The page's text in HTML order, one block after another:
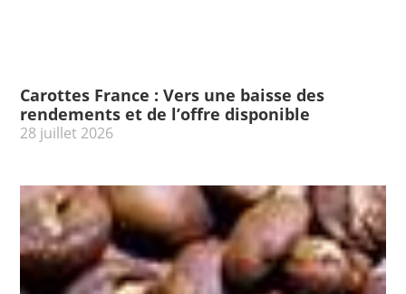
Carottes France : Vers une baisse des
rendements et de l’offre disponible
28 juillet 2026